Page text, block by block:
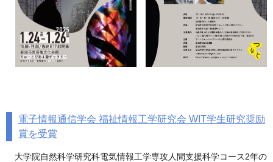
電子情報通信学会 福祉情報工学研究会 WIT学生研究奨励
賞を受賞
大学院自然科学研究科電気情報工学専攻人間支援科学コース2年の